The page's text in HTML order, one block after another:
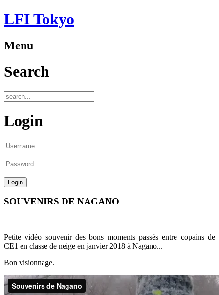
LFI Tokyo
Menu
Search
Login
SOUVENIRS DE NAGANO
Petite vidéo souvenir des bons moments passés entre copains de
CE1 en classe de neige en janvier 2018 à Nagano...
Bon visionnage.